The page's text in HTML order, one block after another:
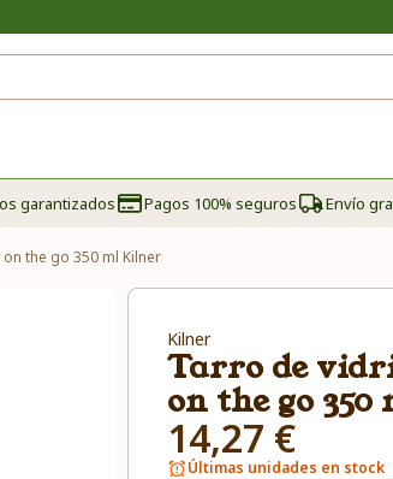
garantizados Pagos 100% seguros Envío
the go 350 ml Kilner
Kilner
Tarro de
on the go
14,27 €
Últimas unidades en stock